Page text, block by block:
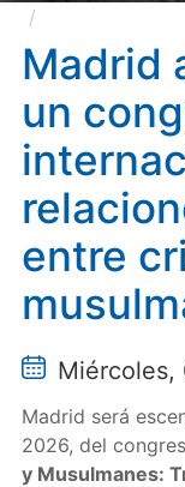
sobre las
Madrid
un
entre
Madrid será
2026, del
y Musulmanes: